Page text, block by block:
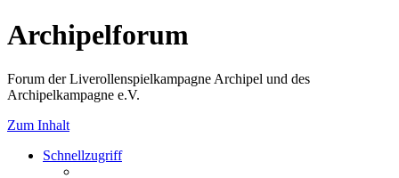
Archipelforum
Forum der Liverollenspielkampagne Archipel und des
Archipelkampagne e.V.
Zum Inhalt
Schnellzugriff